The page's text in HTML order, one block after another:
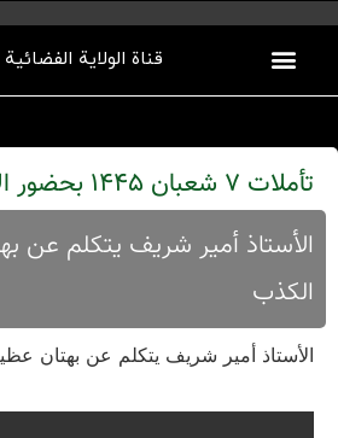
قناة الولاية الفضائية
تأملات 7 شعبان 1445 بحضور الأستاذ أمير شريف
الأستاذ أمير شريف يتكلم عن
الكذب
الأستاذ أمير شريف يتكلم عن بهتان